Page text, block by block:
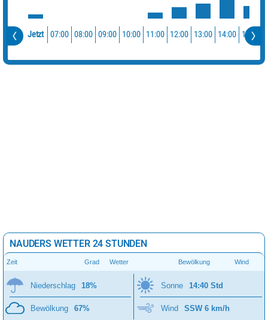
Jetzt 07:00 08:00 09:00 10:00 11:00 12:00 13:00 14:00 15:00
NAUDERS WETTER 24 STUNDEN
Zeit Grad Wetter Bewölkung Wind
Niederschlag 18%
Bewölkung 67%
Sonne 14:40 Std
Wind SSW 6 km/h